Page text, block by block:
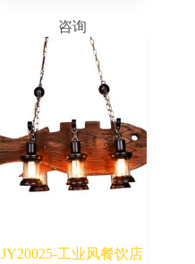
咨询
JY20025-工业风餐饮店